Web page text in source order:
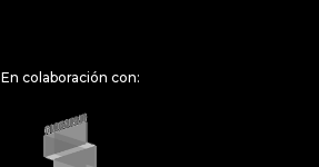
En colaboración con: